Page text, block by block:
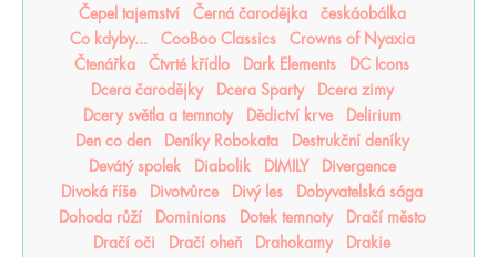
Čepel tajemství
Černá čarodějka
českáobálka
Co kdyby...
CooBoo Classics
Crowns of Nyaxia
Čtenářka
Čtvrté křídlo Dark Elements
DC Icons
Dcera čarodějky
Dcera Sparty
Dcera zimy
Dcery světla a temnoty
Dědictví krve
Delirium
Den co den
Deníky Robokata
Destrukční deníky
Devátý spolek
Diabolik DIMILY
Divergence
Divoká říše
Divotvůrce Divý les
Dobyvatelská sága
Dohoda růží
Dominions Dotek temnoty
Dračí město
Dračí oči
Dračí oheň Drahokamy
Drakie